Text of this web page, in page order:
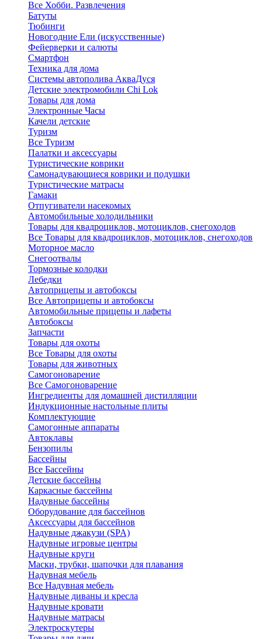
Все Хобби. Развлечения
Батуты
Тюбинги
Новогодние Ели (искусственные)
Фейерверки и салюты
Смартфон
Техника для дома
Системы автополива АкваДуся
Детские электромобили Chi Lok
Товары для дома
Электронные Часы
Качели детские
Туризм
Все Туризм
Палатки и аксессуары
Туристические коврики
Самонадувающиеся коврики и подушки
Туристические матрасы
Гамаки
Отпугиватели насекомых
Автомобильные холодильники
Товары для квадроциклов, мотоциклов, снегоходов
Все Товары для квадроциклов, мотоциклов, снегоходов
Моторное масло
Снегоотвалы
Тормозные колодки
Лебедки
Автоприцепы и автобоксы
Все Автоприцепы и автобоксы
Автомобильные прицепы и лафеты
Автобоксы
Запчасти
Товары для охоты
Все Товары для охоты
Товары для животных
Самогоноварение
Все Самогоноварение
Ингредиенты для домашней дистилляции
Индукционные настольные плиты
Комплектующие
Самогонные аппараты
Автоклавы
Бензопилы
Бассейны
Все Бассейны
Детские бассейны
Каркасные бассейны
Надувные бассейны
Оборудование для бассейнов
Аксессуары для бассейнов
Надувные джакузи (SPA)
Надувные игровые центры
Надувные круги
Маски, трубки, шапочки для плавания
Надувная мебель
Все Надувная мебель
Надувные диваны и кресла
Надувные кровати
Надувные матрасы
Электроскутеры